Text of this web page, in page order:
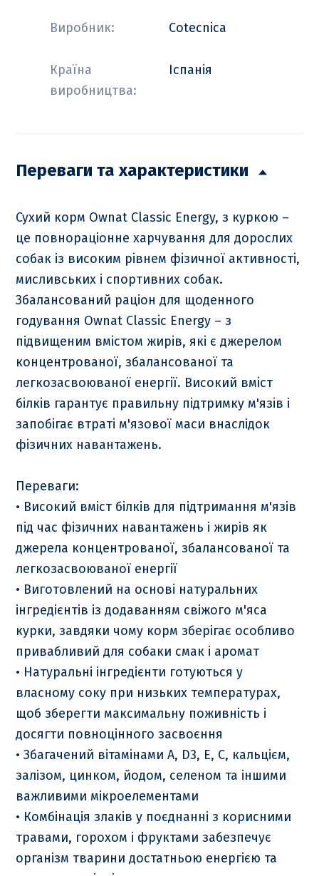
Виробник: Cotecnica
Країна
виробництва:
Іспанія
Переваги та характеристики
Сухий корм Ownat Classic Energy, з куркою –
це повнораціонне харчування для дорослих
собак із високим рiвнем фiзичної активностi,
мисливських і спортивних собак.
Збалансований раціон для щоденного
годування Ownat Classic Energy – з
підвищеним вмiстом жирiв, якi є джерелом
концентрованої, збалансованої та
легкозасвоюваної енергiї. Високий вмiст
бiлкiв гарантує правильну пiдтримку м'язiв і
запобiгає втратi м'язової маси внаслідок
фiзичних навантажень.
Переваги:
• Високий вміст білків для підтримання м'язів
під час фізичних навантажень і жирів як
джерела концентрованої, збалансованої та
легкозасвоюваної енергії
• Виготовлений на основі натуральних
інгредієнтів із додаванням свіжого м'яса
курки, завдяки чому корм зберігає особливо
привабливий для собаки смак і аромат
• Натуральні інгредієнти готуються у
власному соку при низьких температурах,
щоб зберегти максимальну поживність і
досягти повноцінного засвоєння
• Збагачений вітамінами A, D3, E, С, кальцієм,
залізом, цинком, йодом, селеном та іншими
важливими мікроелементами
• Комбінація злаків у поєднанні з корисними
травами, горохом і фруктами забезпечує
організм тварини достатньою енергією та